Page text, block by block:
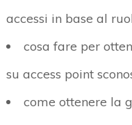
accessi in base al
cosa fare per
su access point
come ottenere la